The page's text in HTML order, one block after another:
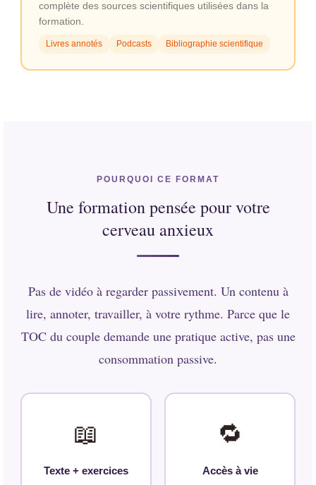
complète des sources scientifiques utilisées dans la
formation.
Livres annotés Podcasts Bibliographie scientifique
POURQUOI CE FORMAT
Une formation pensée pour votre
cerveau anxieux
Pas de vidéo à regarder passivement. Un contenu à
lire, annoter, travailler, à votre rythme. Parce que le
TOC du couple demande une pratique active, pas une
consommation passive.
📖
Texte + exercices
🔁
Accès à vie